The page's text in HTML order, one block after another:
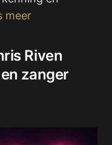
meer
Riven
zanger